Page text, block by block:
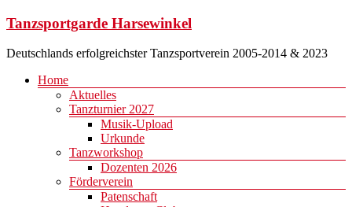
Zum
springen
Tanzsportgarde Harsewinkel
Deutschlands erfolgreichster Tanzsportverein 2005-2014 & 2023
Menü
Home
Aktuelles
Tanzturnier 2027
Musik-Upload
Urkunde
Tanzworkshop
Dozenten 2026
Förderverein
Patenschaft